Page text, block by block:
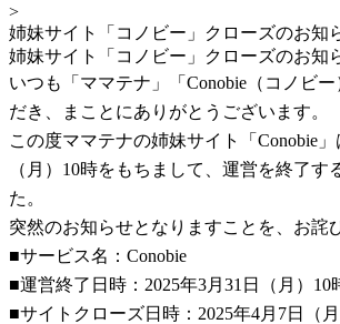
>
姉妹サイト「コノビー」クローズのお知
姉妹サイト「コノビー」クローズのお知
いつも「ママテナ」「Conobie（コノビ
だき、まことにありがとうございます。
この度ママテナの姉妹サイト「Conobie」
（月）10時をもちまして、運営を終了す
た。
突然のお知らせとなりますことを、お詫
■サービス名：Conobie
■運営終了日時：2025年3月31日（月）10
■サイトクローズ日時：2025年4月7日（